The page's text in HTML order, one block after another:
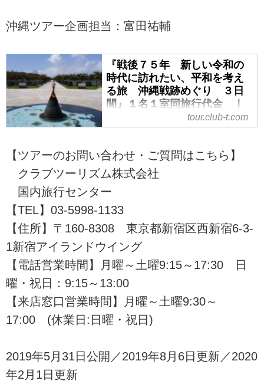
沖縄ツアー企画担当：富田祐輔
『戦後７５年 新しい令和の
時代に訪れたい、平和を考え
る旅 沖縄戦跡めぐり ３日
間』１名１室同旅行代金 ｜
クラブツーリズム
に訪れたい、平和を考える旅 沖
縄戦跡めぐり ３日間』１名１室
同旅行代金 の紹介をしていま
す。ツアー・旅行のお申込ならク
ラブツーリズム。
tour.club-t.com
【ツアーのお問い合わせ・ご質問はこちら】
クラブツーリズム株式会社
国内旅行センター
【TEL】03-5998-1133
【住所】〒160-8308 東京都新宿区西新宿6-3-
1新宿アイランドウイング
【電話営業時間】月曜～土曜9:15～17:30 日
曜・祝日：9:15～13:00
【来店窓口営業時間】月曜～土曜9:30～
17:00 (休業日:日曜・祝日)
2019年5月31日公開／2019年8月6日更新／2020
年2月1日更新